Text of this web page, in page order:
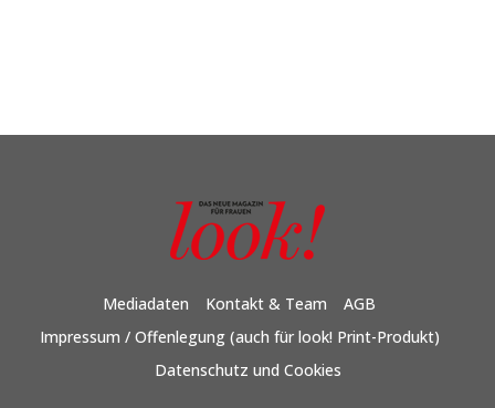
Mediadaten Kontakt & Team
AGB
Impressum / Offenlegung (auch für look! Print-Produkt)
Datenschutz und Cookies